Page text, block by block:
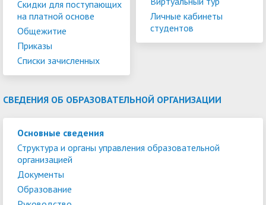
Скидки для поступающих
на платной основе
Общежитие
Приказы
Списки зачисленных
Личные кабинеты
студентов
СВЕДЕНИЯ ОБ ОБРАЗОВАТЕЛЬНОЙ ОРГАНИЗАЦИИ
Основные сведения
Структура и органы управления образовательной
организацией
Документы
Образование